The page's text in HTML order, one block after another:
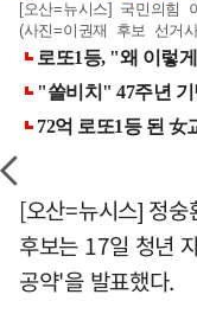
[오산=뉴시스] 국민의힘
(사진=이권재 후보 선거
[오산=뉴시스] 정
후보는 17일 청년
공약'을 발표했다.